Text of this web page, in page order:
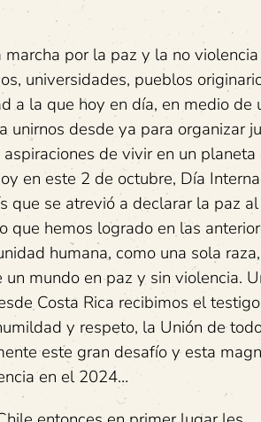
por la paz y la no
universidades, pueblos
a la que hoy en día, en medio de
desde ya para organizar
de vivir en un planeta
en este 2 de octubre, Día
que se atrevió a declarar la paz
que hemos logrado en las
humana, como una sola
mundo en paz y sin violencia.
Costa Rica recibimos el
y respeto, la Unión de
este gran desafío y esta
en el 2024…